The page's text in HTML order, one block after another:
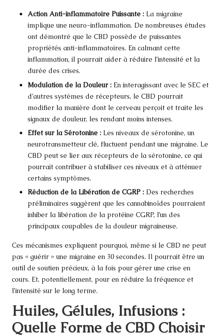
Action Anti-inflammatoire Puissante : La migraine
implique une neuro-inflammation. De nombreuses études
ont démontré que le CBD possède de puissantes
propriétés anti-inflammatoires. En calmant cette
inflammation, il pourrait aider à réduire l’intensité et la
durée des crises.
Modulation de la Douleur : En interagissant avec le SEC et
d’autres systèmes de récepteurs, le CBD pourrait
modifier la manière dont le cerveau perçoit et traite les
signaux de douleur, les rendant moins intenses.
Effet sur la Sérotonine : Les niveaux de sérotonine, un
neurotransmetteur clé, fluctuent pendant une migraine. Le
CBD peut se lier aux récepteurs de la sérotonine, ce qui
pourrait contribuer à stabiliser ces niveaux et à atténuer
certains symptômes.
Réduction de la Libération de CGRP : Des recherches
préliminaires suggèrent que les cannabinoïdes pourraient
inhiber la libération de la protéine CGRP, l’un des
principaux coupables de la douleur migraineuse.
Ces mécanismes expliquent pourquoi, même si le CBD ne peut
pas « guérir » une migraine en 30 secondes. Il pourrait être un
outil de soutien précieux, à la fois pour gérer une crise en
cours. Et, potentiellement, pour en réduire la fréquence et
l’intensité sur le long terme.
Huiles, Gélules, Infusions :
Quelle Forme de CBD Choisir